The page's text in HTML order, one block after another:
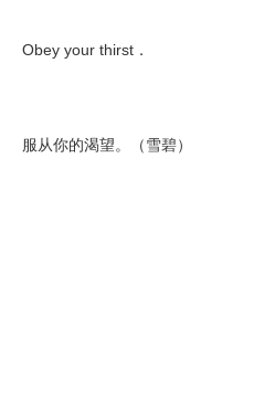
Obey your thirst．
服从你的渴望。（雪碧）